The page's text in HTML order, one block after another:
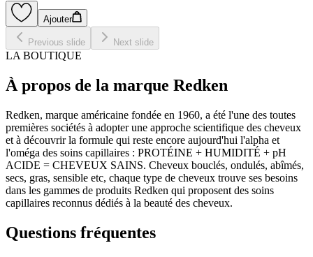
Ajouter
Previous slide Next slide
LA BOUTIQUE
À propos de la marque Redken
Redken, marque américaine fondée en 1960, a été l'une des toutes
premières sociétés à adopter une approche scientifique des cheveux
et à découvrir la formule qui reste encore aujourd'hui l'alpha et
l'oméga des soins capillaires : PROTÉINE + HUMIDITÉ + pH
ACIDE = CHEVEUX SAINS. Cheveux bouclés, ondulés, abîmés,
secs, gras, sensible etc, chaque type de cheveux trouve ses besoins
dans les gammes de produits Redken qui proposent des soins
capillaires reconnus dédiés à la beauté des cheveux.
Questions fréquentes